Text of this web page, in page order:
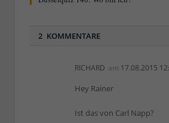
2 KOMMENTARE
RICHARD am 17.08.2015
Hey Rainer
Ist das von Carl Napp?